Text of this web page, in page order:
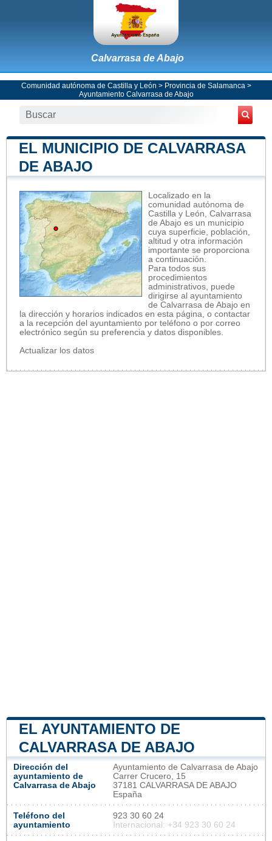
Calvarrasa de Abajo
Comunidad autónoma de Castilla y León > Provincia de Salamanca >
Ayuntamiento Calvarrasa de Abajo
EL MUNICIPIO DE CALVARRASA
DE ABAJO
Localizado en la
comunidad autónoma de
Castilla y León, Calvarrasa
de Abajo es un municipio
cuya superficie, población,
altitud y otra información
importante se proporciona
a continuación.
Para todos sus
procedimientos
administrativos, puede
dirigirse al ayuntamiento
de Calvarrasa de Abajo en
la dirección y horarios indicados en esta página, o contactar
a la recepción del ayuntamiento por teléfono o por correo
electrónico según su preferencia y datos disponibles.
Actualizar los datos
EL AYUNTAMIENTO DE
CALVARRASA DE ABAJO
Dirección del
ayuntamiento de
Calvarrasa de Abajo
Ayuntamiento de Calvarrasa de Abajo
Carrer Crucero, 15
37181 CALVARRASA DE ABAJO
España
Teléfono del
ayuntamiento
923 30 60 24
Internacional: +34 923 30 60 24